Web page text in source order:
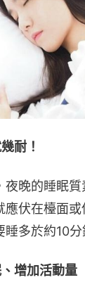
耐！
晚的睡眠
應伏在檯面
多於約10分
增加活動量